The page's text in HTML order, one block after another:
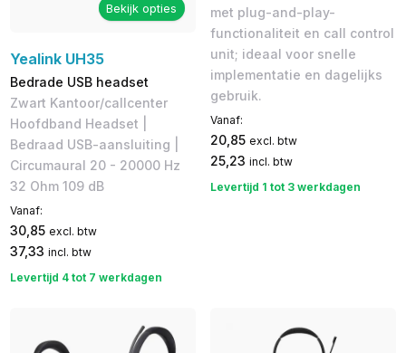
Bekijk opties
Yealink UH35
Bedrade USB headset
Zwart Kantoor/callcenter
Hoofdband Headset |
Bedraad USB-aansluiting |
Circumaural 20 - 20000 Hz
32 Ohm 109 dB
Vanaf:
30,85 excl. btw
37,33 incl. btw
Levertijd 4 tot 7 werkdagen
met plug-and-play-
functionaliteit en call control
unit; ideaal voor snelle
implementatie en dagelijks
gebruik.
Vanaf:
20,85 excl. btw
25,23 incl. btw
Levertijd 1 tot 3 werkdagen